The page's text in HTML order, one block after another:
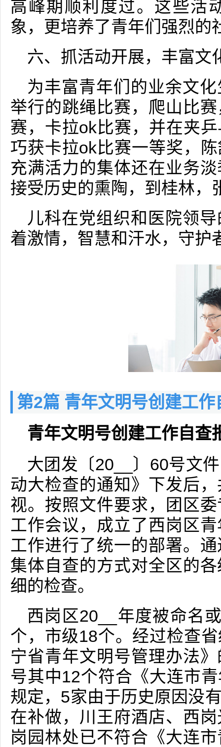
高峰期顺利度过。这些活
象，更培养了青年们强烈的
六、抓活动开展，丰富文
为丰富青年们的业余文
举行的跳绳比赛，爬山比
赛，卡拉ok比赛，并在夹
巧获卡拉ok比赛一等奖，
充满活力的集体还在业务
接受历史的熏陶，到桂林，
儿科在党组织和医院领
着激情，智慧和汗水，守护
第2篇 青年文明号创建工作
青年文明号创建工作自查
大团发〔20__〕60号文
动大检查的通知》下发后
视。按照文件要求，团区
工作会议，成立了西岗区
工作进行了统一的部署。
集体自查的方式对全区的
细的检查。
西岗区20__年度被命名
个，市级18个。经过检查
宁省青年文明号管理办法
号其中12个符合《大连市
规定，5家由于历史原因没
在补做，川王府酒店、西
岗园林处已不符合《大连